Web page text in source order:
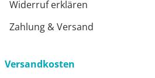
Widerruf erklären
Zahlung & Versand
Versandkosten